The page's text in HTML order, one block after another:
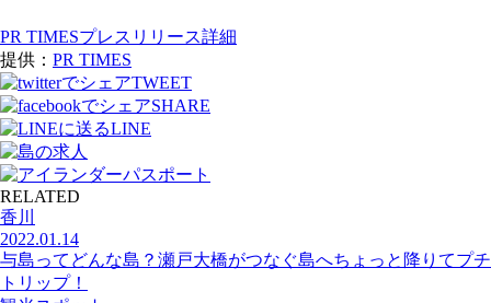
PR TIMESプレスリリース詳細
提供： PR TIMES
TWEET
SHARE
LINE
RELATED
香川
2022.01.14
与島ってどんな島？瀬戸大橋がつなぐ島へちょっと降りてプチ
トリップ！